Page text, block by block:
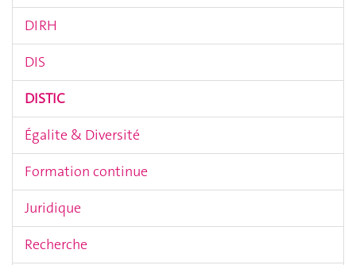
DIRH
DIS
DISTIC
Égalite & Diversité
Formation continue
Juridique
Recherche